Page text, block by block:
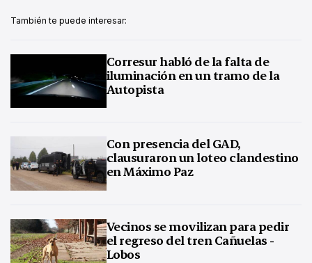
También te puede interesar:
Corresur habló de la falta de
iluminación en un tramo de la
Autopista
Con presencia del GAD,
clausuraron un loteo clandestino
en Máximo Paz
Vecinos se movilizan para pedir
el regreso del tren Cañuelas -
Lobos